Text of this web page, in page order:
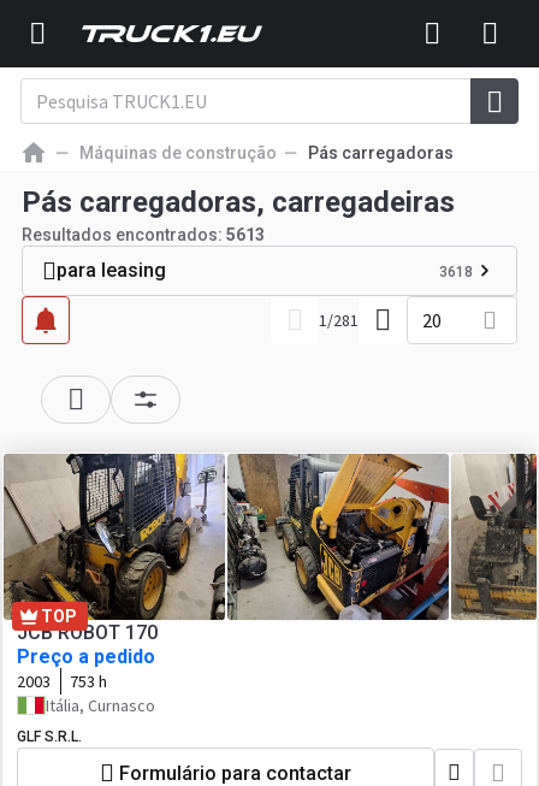
Máquinas de construção Pás carregadoras
Pás carregadoras, carregadeiras
Resultados encontrados: 5613
para leasing 3618
1/281 20
TOP
JCB ROBOT 170
Preço a pedido
2003
753 h
Itália, Curnasco
GLF S.R.L.
Formulário para contactar